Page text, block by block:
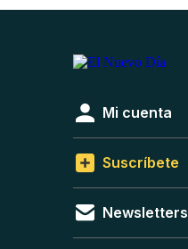
Mi cuenta
Suscríbete
Newsletters